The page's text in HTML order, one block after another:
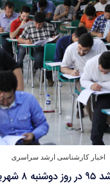
خصوص
زمان
اعلام
نتایج
کارشناسی
ارشد
۹۵
اخبار کارشناسی ارشد سراسری
ماه